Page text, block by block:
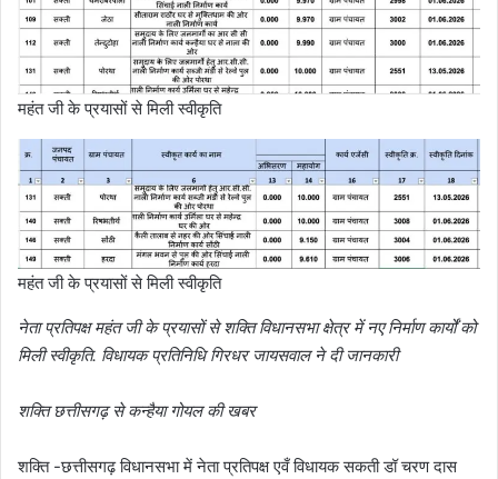
महंत जी के प्रयासों से मिली स्वीकृति
महंत जी के प्रयासों से मिली स्वीकृति
नेता प्रतिपक्ष महंत जी के प्रयासों से शक्ति विधानसभा क्षेत्र में नए निर्माण कार्यों को
मिली स्वीकृति. विधायक प्रतिनिधि गिरधर जायसवाल ने दी जानकारी
शक्ति छत्तीसगढ़ से कन्हैया गोयल की खबर
शक्ति -छत्तीसगढ़ विधानसभा में नेता प्रतिपक्ष एवँ विधायक सकती डॉ चरण दास